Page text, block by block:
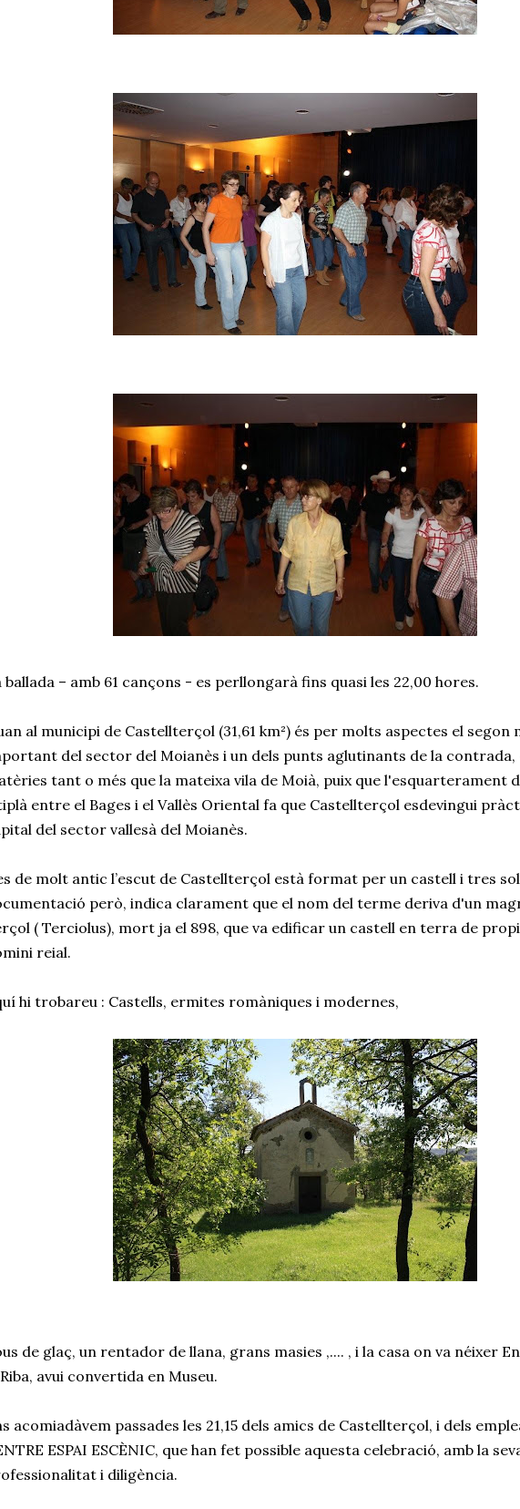
ballada – amb 61 cançons - es perllongarà fins quasi les 22,00 hores.
al municipi de Castellterçol (31,61 km²) és per molts aspectes el segon
del sector del Moianès i un dels punts aglutinants de la contrada,
tant o més que la mateixa vila de Moià, puix que l'esquarterament
entre el Bages i el Vallès Oriental fa que Castellterçol esdevingui
del sector vallesà del Moianès.
de molt antic l’escut de Castellterçol està format per un castell i tres
però, indica clarament que el nom del terme deriva d'un
( Terciolus), mort ja el 898, que va edificar un castell en terra de
reial.
hi trobareu : Castells, ermites romàniques i modernes,
de glaç, un rentador de llana, grans masies ,.... , i la casa on va néixer
avui convertida en Museu.
acomiadàvem passades les 21,15 dels amics de Castellterçol, i dels
ESPAI ESCÈNIC, que han fet possible aquesta celebració, amb la
i diligència.